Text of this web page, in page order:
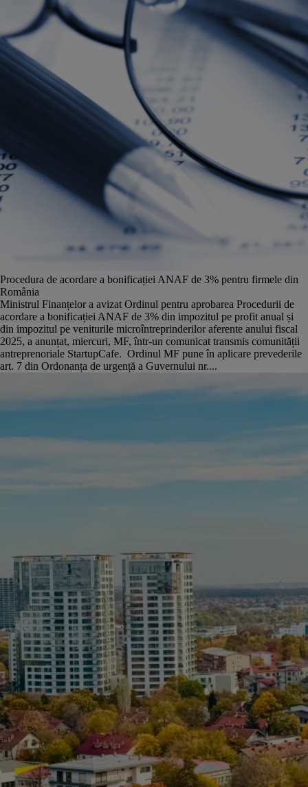
Procedura de acordare a bonificației ANAF de 3% pentru firmele din
România
Ministrul Finanțelor a avizat Ordinul pentru aprobarea Procedurii de
acordare a bonificației ANAF de 3% din impozitul pe profit anual și
din impozitul pe veniturile microîntreprinderilor aferente anului fiscal
2025, a anunțat, miercuri, MF, într-un comunicat transmis comunității
antreprenoriale StartupCafe. Ordinul MF pune în aplicare prevederile
art. 7 din Ordonanța de urgență a Guvernului nr....